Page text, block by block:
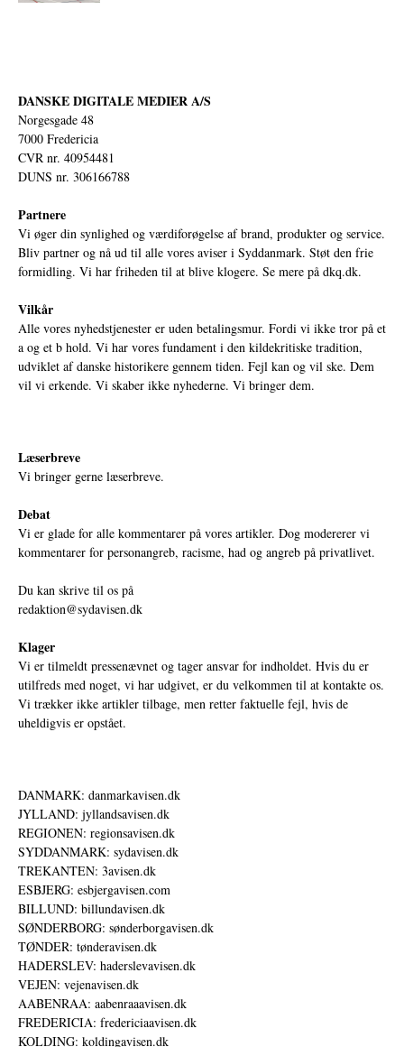
DANSKE DIGITALE MEDIER A/S
Norgesgade 48
7000 Fredericia
CVR nr. 40954481
DUNS nr. 306166788
Partnere
Vi øger din synlighed og værdiforøgelse af brand, produkter og service.
Bliv partner og nå ud til alle vores aviser i Syddanmark. Støt den frie
formidling. Vi har friheden til at blive klogere. Se mere på dkq.dk.
Vilkår
Alle vores nyhedstjenester er uden betalingsmur. Fordi vi ikke tror på et
a og et b hold. Vi har vores fundament i den kildekritiske tradition,
udviklet af danske historikere gennem tiden. Fejl kan og vil ske. Dem
vil vi erkende. Vi skaber ikke nyhederne. Vi bringer dem.
Læserbreve
Vi bringer gerne læserbreve.
Debat
Vi er glade for alle kommentarer på vores artikler. Dog modererer vi
kommentarer for personangreb, racisme, had og angreb på privatlivet.
Du kan skrive til os på
redaktion@sydavisen.dk
Klager
Vi er tilmeldt pressenævnet og tager ansvar for indholdet. Hvis du er
utilfreds med noget, vi har udgivet, er du velkommen til at kontakte os.
Vi trækker ikke artikler tilbage, men retter faktuelle fejl, hvis de
uheldigvis er opstået.
DANMARK: danmarkavisen.dk
JYLLAND: jyllandsavisen.dk
REGIONEN: regionsavisen.dk
SYDDANMARK: sydavisen.dk
TREKANTEN: 3avisen.dk
ESBJERG: esbjergavisen.com
BILLUND: billundavisen.dk
SØNDERBORG: sønderborgavisen.dk
TØNDER: tønderavisen.dk
HADERSLEV: haderslevavisen.dk
VEJEN: vejenavisen.dk
AABENRAA: aabenraaavisen.dk
FREDERICIA: fredericiaavisen.dk
KOLDING: koldingavisen.dk